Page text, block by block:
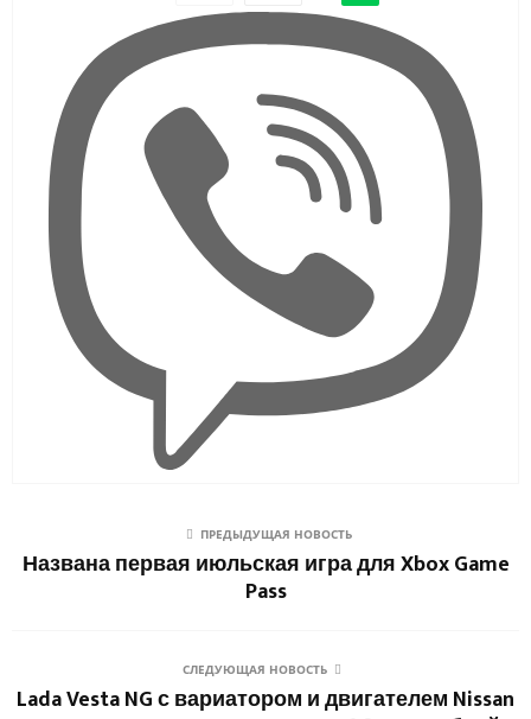
ПРЕДЫДУЩАЯ НОВОСТЬ
Названа первая июльская игра для Xbox Game
Pass
СЛЕДУЮЩАЯ НОВОСТЬ
Lada Vesta NG с вариатором и двигателем Nissan